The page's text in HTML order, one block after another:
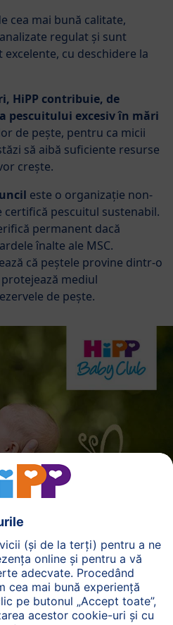
cea mai bună calitate,
regulat și sunt
cu deschidere la
HiPP contribuie, de
pescuitului excesiv în mări
de pește, pentru ca micii
să aibă suficiente resurse
crește.
este o organizație non-
pescuitul sustenabil.
permanent dacă
înalte ale MSC.
că peștele provine dintr-o
mediul
de pește.
Calitate